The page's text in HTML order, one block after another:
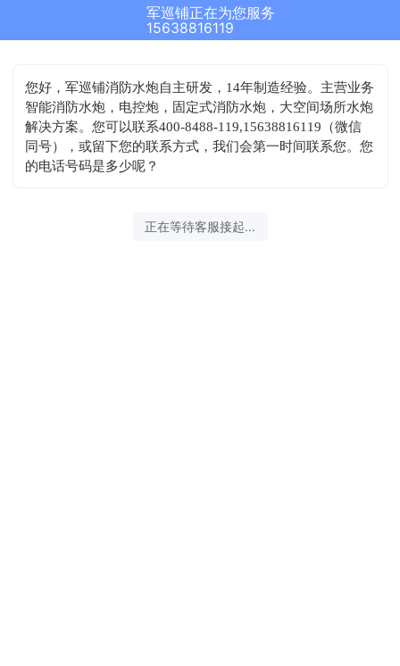
军巡铺正在为您服务
15638816119
您好，军巡铺消防水炮自主研发，14年制造经验。主营业务
智能消防水炮，电控炮，固定式消防水炮，大空间场所水炮
解决方案。您可以联系400-8488-119,15638816119（微信
同号），或留下您的联系方式，我们会第一时间联系您。您
的电话号码是多少呢？
正在等待客服接起...